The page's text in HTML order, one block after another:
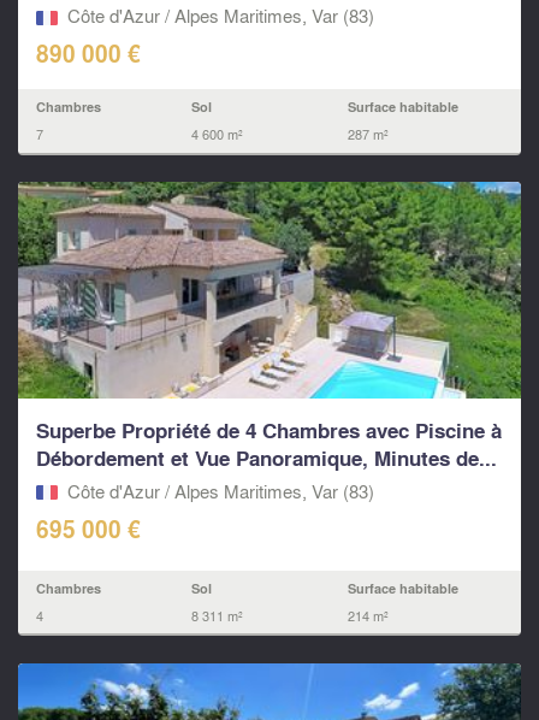
Côte d'Azur / Alpes Maritimes, Var (83)
890 000 €
Chambres
7
Sol
4 600 m²
Surface habitable
287 m²
Superbe Propriété de 4 Chambres avec Piscine à
Débordement et Vue Panoramique, Minutes de...
Côte d'Azur / Alpes Maritimes, Var (83)
695 000 €
Chambres
4
Sol
8 311 m²
Surface habitable
214 m²